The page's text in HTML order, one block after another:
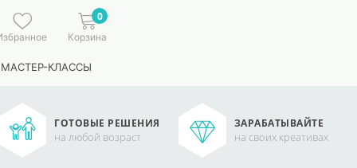
0
Корзина
КЛАССЫ
ГОТОВЫЕ РЕШЕНИЯ
на любой возраст
ЗАРАБАТЫВАЙТЕ
на своих креативах